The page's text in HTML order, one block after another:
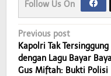
Follow Us On
Post
navigation
Previous post
Kapolri Tak Tersinggung
dengan Lagu Bayar
Gus Miftah: Bukti Polisi